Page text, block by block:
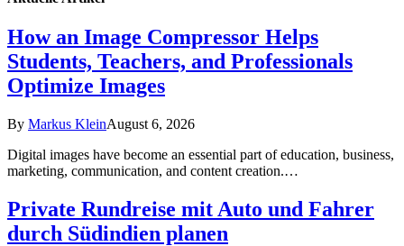
How an Image Compressor Helps
Students, Teachers, and Professionals
Optimize Images
By Markus KleinAugust 6, 2026
Digital images have become an essential part of education, business,
marketing, communication, and content creation.…
Private Rundreise mit Auto und Fahrer
durch Südindien planen